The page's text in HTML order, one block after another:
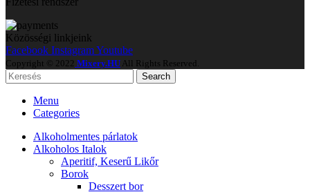
Közösségi linkjeink
Facebook InstagramYoutube
Copyright © 2022 Mixery.HU All Rights Reserved.
Search
Menu
Categories
Alkoholmentes párlatok
Alkoholos Italok
Aperitif, Keserű Likőr
Borok
Desszert bor